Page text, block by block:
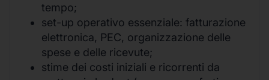
tempo;
set-up operativo essenziale: fatturazione
elettronica, PEC, organizzazione delle
spese e delle ricevute;
stime dei costi iniziali e ricorrenti da